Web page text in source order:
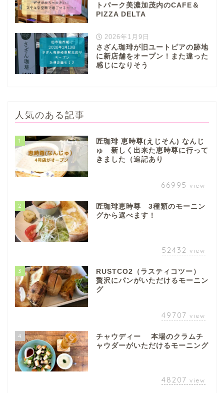
トパーク美濃加茂内のCAFE＆
PIZZA DELTA
2026年1月9日
さざん珈琲が旧ユートピアの跡地
に新店舗をオープン！また違った
感じになりそう
人気のある記事
1
匠珈琲 恵時尊(えじそん) なんじ
ゅ 新しく出来た恵時尊に行って
きました（追記あり
66995 view
2
匠珈琲恵時尊 3種類のモーニン
グから選べます！
52432 view
3
RUSTCO2（ラスティコツー）
贅沢にパンがいただけるモーニン
グ
49707 view
4
チャウディー 本場のクラムチ
ャウダーがいただけるモーニング
48207 view